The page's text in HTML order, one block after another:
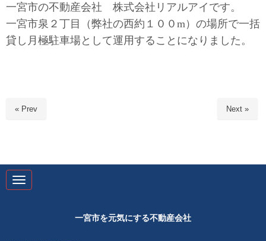
一宮市の不動産会社 株式会社リアルアイです。
一宮市泉２丁目（弊社の西約１００m）の場所で一括
貸し月極駐車場として運用することになりました。
« Prev Next »
N
a
一宮市を元気にする不動産会社